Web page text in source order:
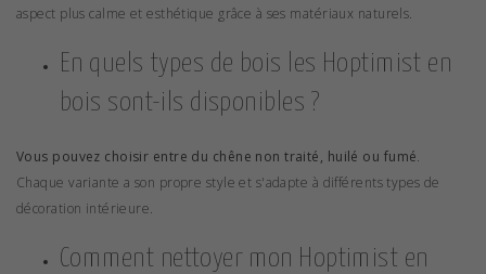
aspect plus calme et esthétique grâce à ses matériaux naturels.
En quels types de bois les Hoptimist en
bois sont-ils disponibles ?
Vous pouvez choisir entre du chêne non traité, huilé ou fumé.
Chaque variante a son propre style et s'adapte à différents types de
décoration intérieure.
Comment nettoyer mon Hoptimist en